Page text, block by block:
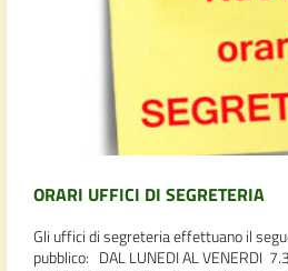
ORARI UFFICI DI SEGRETERIA
Gli uffici di segreteria effettuano il
pubblico: DAL LUNEDI AL VENERDI